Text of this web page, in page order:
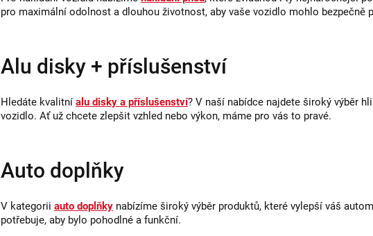
pro maximální odolnost a dlouhou životnost, aby vaše vozidlo mohlo bezpečně
Alu disky + příslušenství
Hledáte kvalitní alu disky a příslušenství? V naší nabídce najdete široký výběr
vozidlo. Ať už chcete zlepšit vzhled nebo výkon, máme pro vás to pravé.
Auto doplňky
V kategorii auto doplňky nabízíme široký výběr produktů, které vylepší váš
potřebuje, aby bylo pohodlné a funkční.